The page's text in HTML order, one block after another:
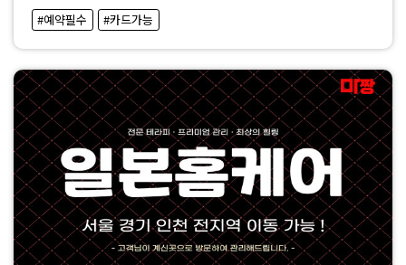
#예약필수 #카드가능